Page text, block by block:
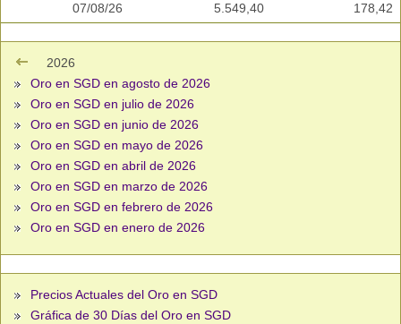
07/08/26 5.549,40 178,42
2026
Oro en SGD en agosto de 2026
Oro en SGD en julio de 2026
Oro en SGD en junio de 2026
Oro en SGD en mayo de 2026
Oro en SGD en abril de 2026
Oro en SGD en marzo de 2026
Oro en SGD en febrero de 2026
Oro en SGD en enero de 2026
Precios Actuales del Oro en SGD
Gráfica de 30 Días del Oro en SGD